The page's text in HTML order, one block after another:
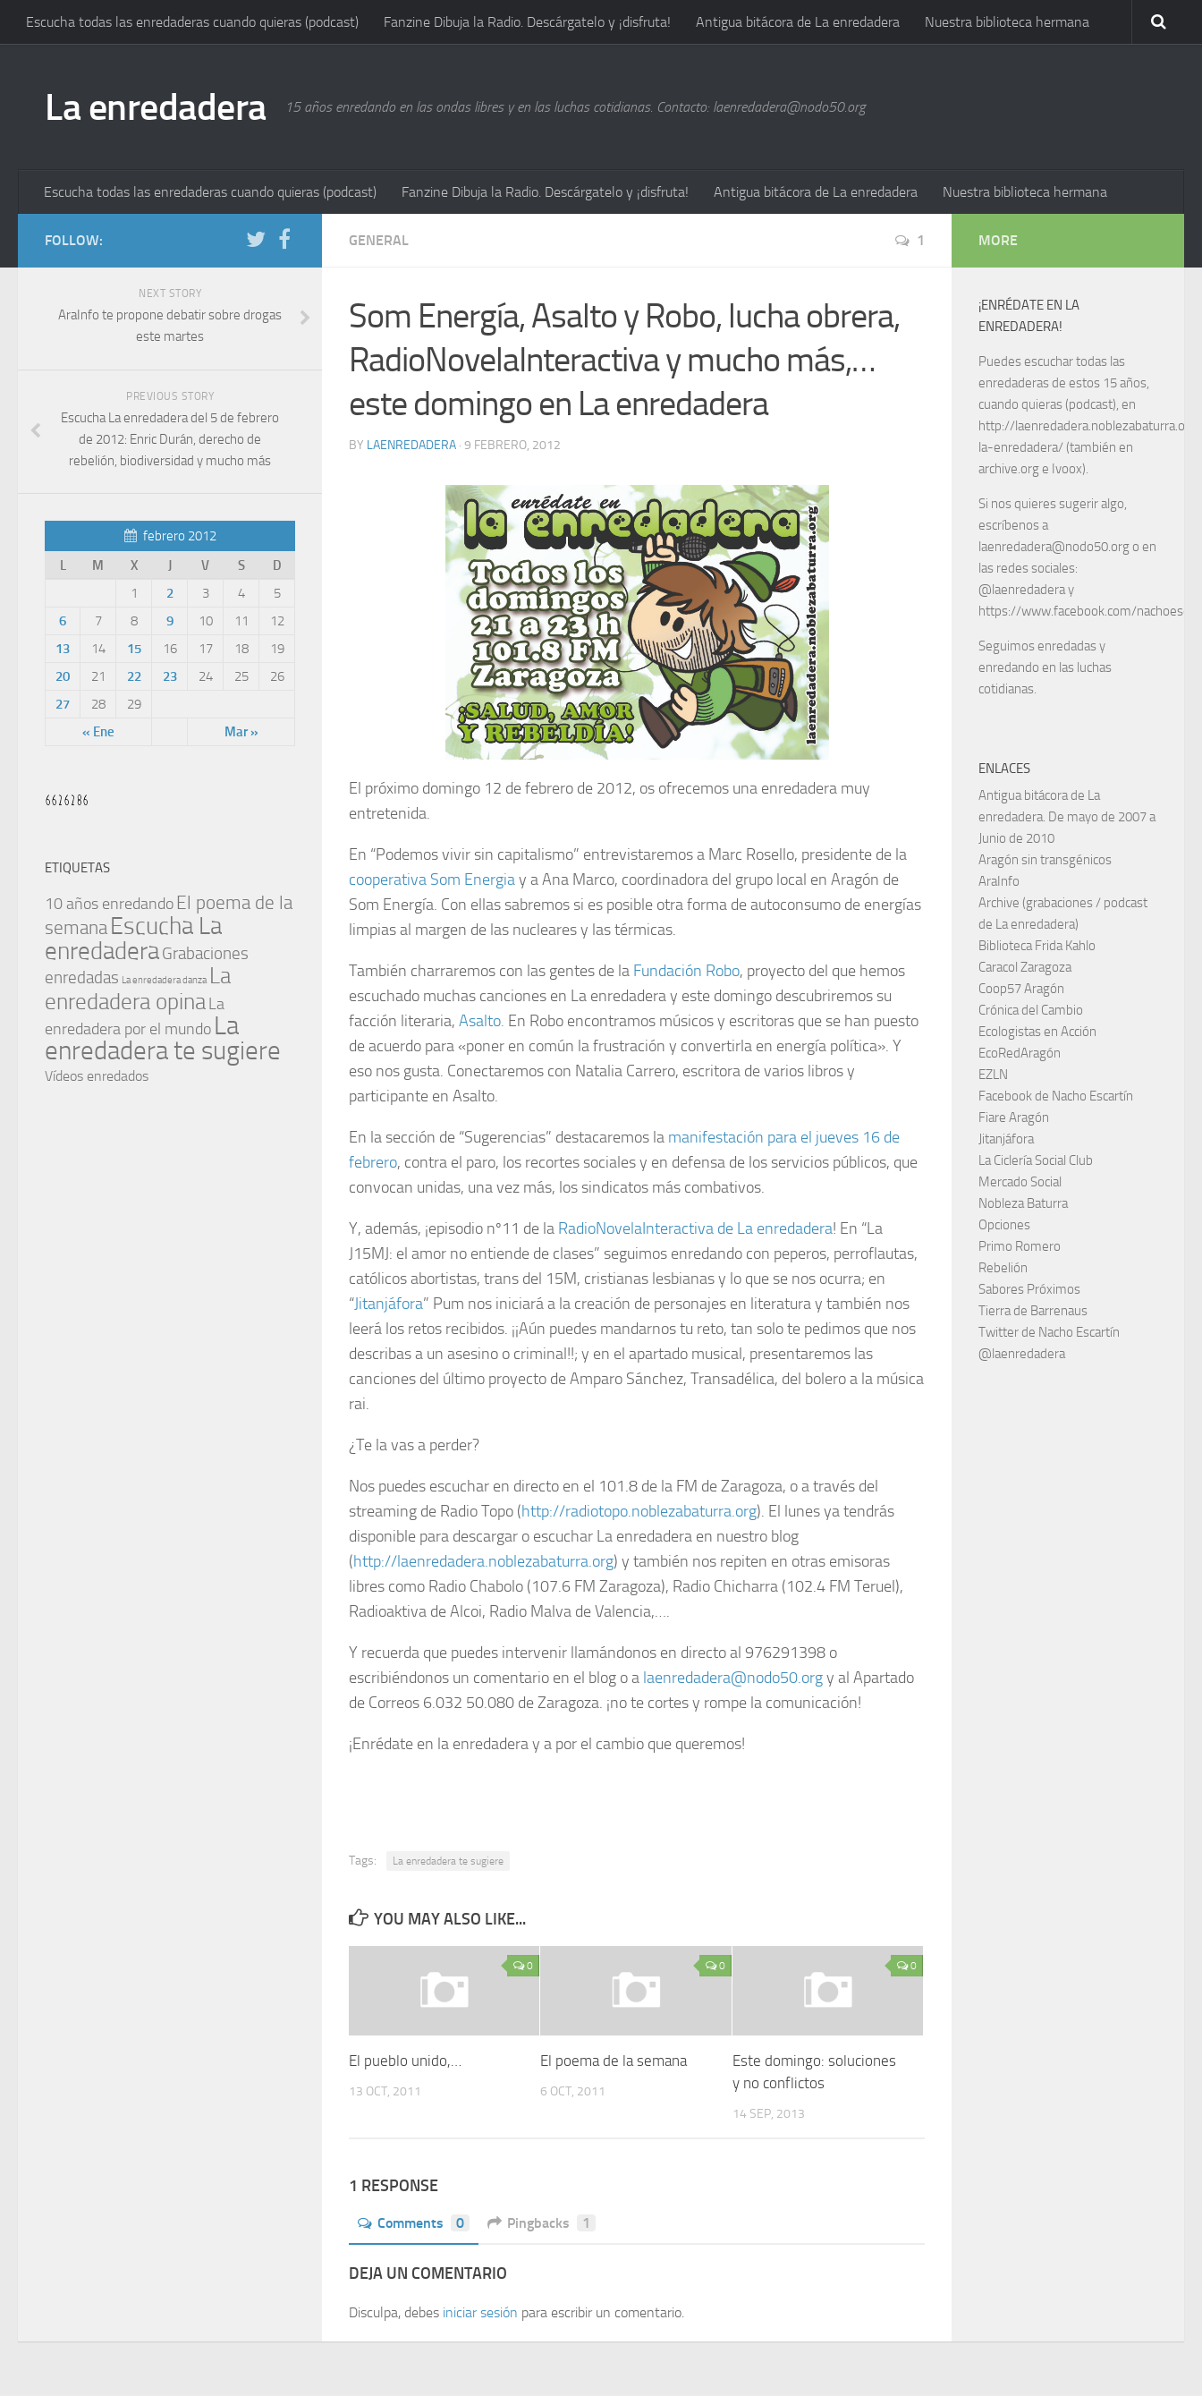
Escucha todas las enredaderas cuando quieras (podcast) Fanzine Dibuja la Radio. Descárgatelo y ¡disfruta! Antigua bitácora de La enredadera Nuestra biblioteca hermana
La enredadera 15 años enredando en las ondas libres y en las luchas cotidianas. Contacto: laenredadera@nodo50.org
Escucha todas las enredaderas cuando quieras (podcast) Fanzine Dibuja la Radio. Descárgatelo y ¡disfruta! Antigua bitácora de La enredadera Nuestra biblioteca hermana
GENERAL 1
Som Energía, Asalto y Robo, lucha obrera,
RadioNovelaInteractiva y mucho más,…
este domingo en La enredadera
BY LAENREDADERA · 9 FEBRERO, 2012
El próximo domingo 12 de febrero de 2012, os ofrecemos una enredadera muy
entretenida.
En “Podemos vivir sin capitalismo” entrevistaremos a Marc Rosello, presidente de la
cooperativa Som Energiay a Ana Marco, coordinadora del grupo local en Aragón de
Som Energía. Con ellas sabremos si es posible otra forma de autoconsumo de energías
limpias al margen de las nucleares y las térmicas.
También charraremos con las gentes de la Fundación Robo, proyecto del que hemos
escuchado muchas canciones en La enredadera y este domingo descubriremos su
facción literaria, Asalto. En Robo encontramos músicos y escritoras que se han puesto
de acuerdo para «poner en común la frustración y convertirla en energía política». Y
eso nos gusta. Conectaremos con Natalia Carrero, escritora de varios libros y
participante en Asalto.
En la sección de “Sugerencias” destacaremos la manifestación para el jueves 16 de
febrero, contra el paro, los recortes sociales y en defensa de los servicios públicos, que
convocan unidas, una vez más, los sindicatos más combativos.
Y, además, ¡episodio nº11 de la RadioNovelaInteractiva de La enredadera! En “La
J15MJ: el amor no entiende de clases” seguimos enredando con peperos, perroflautas,
católicos abortistas, trans del 15M, cristianas lesbianas y lo que se nos ocurra; en
“Jitanjáfora” Pum nos iniciará a la creación de personajes en literatura y también nos
leerá los retos recibidos. ¡¡Aún puedes mandarnos tu reto, tan solo te pedimos que nos
describas a un asesino o criminal!!; y en el apartado musical, presentaremos las
canciones del último proyecto de Amparo Sánchez, Transadélica, del bolero a la música
rai.
¿Te la vas a perder?
Nos puedes escuchar en directo en el 101.8 de la FM de Zaragoza, o a través del
streaming de Radio Topo (http://radiotopo.noblezabaturra.org). El lunes ya tendrás
disponible para descargar o escuchar La enredadera en nuestro blog
(http://laenredadera.noblezabaturra.org) y también nos repiten en otras emisoras
libres como Radio Chabolo (107.6 FM Zaragoza), Radio Chicharra (102.4 FM Teruel),
Radioaktiva de Alcoi, Radio Malva de Valencia,….
Y recuerda que puedes intervenir llamándonos en directo al 976291398 o
escribiéndonos un comentario en el blog o a laenredadera@nodo50.orgy al Apartado
de Correos 6.032 50.080 de Zaragoza. ¡no te cortes y rompe la comunicación!
¡Enrédate en la enredadera y a por el cambio que queremos!
Tags: La enredadera te sugiere
YOU MAY ALSO LIKE...
0
El pueblo unido,…
13 OCT, 2011
0
El poema de la semana
6 OCT, 2011
0
Este domingo: soluciones
y no conflictos
14 SEP, 2013
1 RESPONSE
Comments 0 Pingbacks 1
DEJA UN COMENTARIO
Disculpa, debes iniciar sesión para escribir un comentario.
FOLLOW:
NEXT STORY
AraInfo te propone debatir sobre drogas
este martes
PREVIOUS STORY
Escucha La enredadera del 5 de febrero
de 2012: Enric Durán, derecho de
rebelión, biodiversidad y mucho más
febrero 2012
L
M X J V S D
« Ene Mar »
1 2 3 4
5
6
7 8 9 10 11
12
13
14 15 16 17 18
19
20
21 22 23 24 25
26
27
28 29
ETIQUETAS
10 años enredando El poema de la
semana Escucha La
enredaderaGrabaciones
enredadas La enredadera danza La
enredadera opina La
enredadera por el mundo La
enredadera te sugiere
Vídeos enredados
MORE
¡ENRÉDATE EN LA
ENREDADERA!
Puedes escuchar todas las
enredaderas de estos 15 años,
cuando quieras (podcast), en
http://
la-enredadera/ (también en
archive.org e Ivoox).
Si nos quieres sugerir algo,
escríbenos a
laenredadera@nodo50.org o en
las redes sociales:
@laenredadera y
https://www.facebook.com/
Seguimos enredadas y
enredando en las luchas
cotidianas.
ENLACES
Antigua bitácora de La
enredadera. De mayo de 2007 a
Junio de 2010
Aragón sin transgénicos
AraInfo
Archive (grabaciones / podcast
de La enredadera)
Biblioteca Frida Kahlo
Caracol Zaragoza
Coop57 Aragón
Crónica del Cambio
Ecologistas en Acción
EcoRedAragón
EZLN
Facebook de Nacho Escartín
Fiare Aragón
Jitanjáfora
La Ciclería Social Club
Mercado Social
Nobleza Baturra
Opciones
Primo Romero
Rebelión
Sabores Próximos
Tierra de Barrenaus
Twitter de Nacho Escartín
@laenredadera